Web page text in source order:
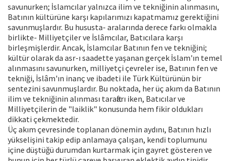
savunurken; İslamcılar yalnızca ilim ve tekniğinin alınmasını,
Batının kültürüne karşı kapılarımızı kapatmamız gerektiğini
savunmuşlardır. Bu hususta- aralarında derece farkı olmakla
birlikte- Milliyetçiler ve İslâmcılar, Batıcılara karşı
birleşmişlerdir. Ancak, İslamcılar Batının fen ve tekniğini;
kültür olarak da asr-ı saadette yaşanan gerçek İslam'ın temel
alınmasını savunurken, milliyetçi çevreler ise, Batının fen ve
tekniği, İslâm'ın inanç ve ibadeti ile Türk Kültürünün bir
sentezini savunmuşlardır. Bu noktada, her üç akım da Batının
ilim ve tekniğinin alınması taraftarı iken, Batıcılar ve
Milliyetçilerin de "laiklik" konusunda hem fikir oldukları
dikkati çekmektedir.
Üç akım çevresinde toplanan dönemin aydını, Batının hızlı
yükselişini takip edip anlamaya çalışan, kendi toplumunu
içine düştüğü durumdan kurtarmak için gayret gösteren ve